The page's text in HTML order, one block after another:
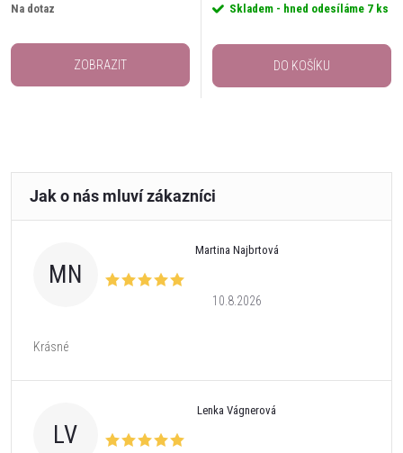
Na dotaz
ZOBRAZIT
Skladem - hned odesíláme 7 ks
DO KOŠÍKU
MN
Martina Najbrtová
10.8.2026
Krásné
LV
Lenka Vágnerová